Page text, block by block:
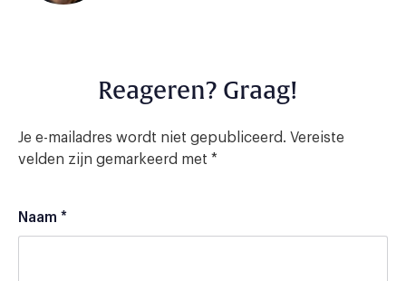
Reageren? Graag!
Je e-mailadres wordt niet gepubliceerd. Vereiste
velden zijn gemarkeerd met *
Naam *